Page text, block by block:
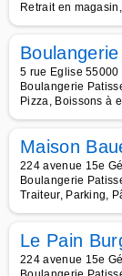
Retrait en
5 rue Eglise 55000
Boulangerie
Pizza, Boissons à
Maison
224 avenue 15e
Boulangerie
Traiteur, Parking,
Le Pain
224 avenue 15e